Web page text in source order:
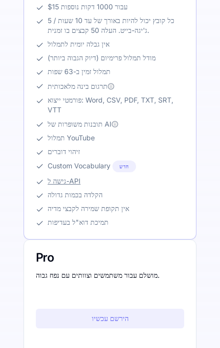
$15 עבור 1000 דקות נוספות
כל קובץ יכול להיות באורך של עד 10 שעות / 5
ג'יגה-בייט. העלה 50 קבצים בו זמנית.
אין גבלה יומית לתמלול
מודל תמלול פרימיום (דיוק הגבוה ביותר)
תמלול זמין ב-63 שפות
תרגום בינה מלאכותית
פורמטי ייצוא: Word, CSV, PDF, TXT, SRT,
VTT
תובנות משופרות של AI
תמלול YouTube
זיהוי דוברים
Custom Vocabulary
חדש
גישה ל-API
הקלדה בכמות גדולה
אין תקופת שמירה לקבצי מדיה
תמיכת דוא"ל בעדיפות
Pro
מושלם עבור משתמשים וצוותים עם נפח גבוה.
הירשם עכשיו